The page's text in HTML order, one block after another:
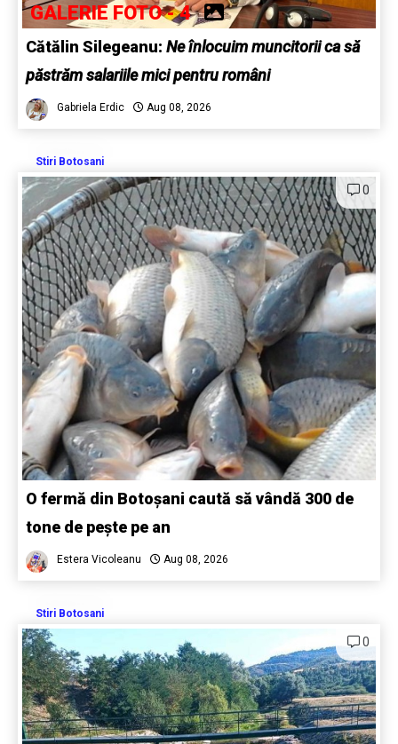
GALERIE FOTO - 4
Cătălin Silegeanu: Ne înlocuim muncitorii ca să
păstrăm salariile mici pentru români
Gabriela Erdic Aug 08, 2026
Stiri Botosani
0
O fermă din Botoșani caută să vândă 300 de
tone de pește pe an
Estera Vicoleanu Aug 08, 2026
Stiri Botosani
0